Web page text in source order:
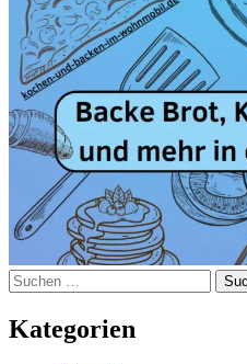
Suchen
nach:
Kategorien